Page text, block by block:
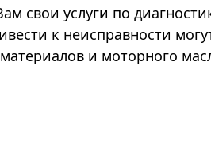
свои услуги по
к неисправности
и моторного